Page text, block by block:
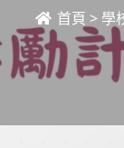
首頁 > 學